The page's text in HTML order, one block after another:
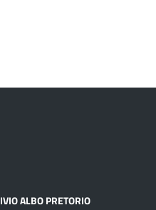
ALBO PRETORIO